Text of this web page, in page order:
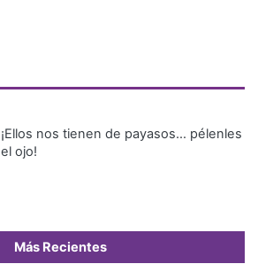
¡Ellos nos tienen de payasos… pélenles
el ojo!
Más Recientes